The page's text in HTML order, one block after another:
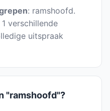
: ramshoofd.
verschillende
uitspraak
"ramshoofd"?